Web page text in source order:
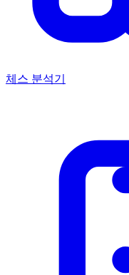
체스 분석기